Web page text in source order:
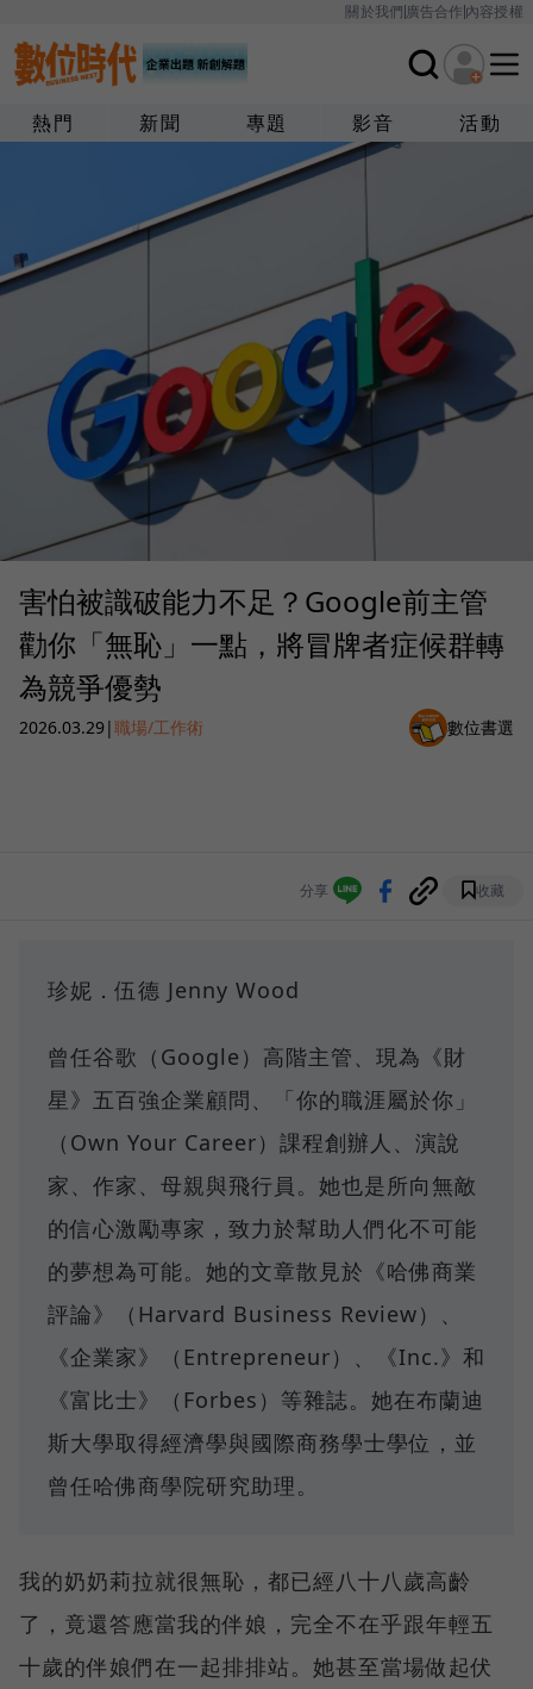
關於我們廣告合作內容授權
熱門 新聞 專題 影音 活動
害怕被識破能力不足？Google前主管
勸你「無恥」一點，將冒牌者症候群轉
為競爭優勢
2026.03.29|職場/工作術 數位書選
分享 收藏
珍妮．伍德 Jenny Wood
曾任谷歌（Google）高階主管、現為《財
星》五百強企業顧問、「你的職涯屬於你」
（Own Your Career）課程創辦人、演說
家、作家、母親與飛行員。她也是所向無敵
的信心激勵專家，致力於幫助人們化不可能
的夢想為可能。她的文章散見於《哈佛商業
評論》（Harvard Business Review）、
《企業家》（Entrepreneur）、《Inc.》和
《富比士》（Forbes）等雜誌。她在布蘭迪
斯大學取得經濟學與國際商務學士學位，並
曾任哈佛商學院研究助理。
我的奶奶莉拉就很無恥，都已經八十八歲高齡
了，竟還答應當我的伴娘，完全不在乎跟年輕五
十歲的伴娘們在一起排排站。她甚至當場做起伏